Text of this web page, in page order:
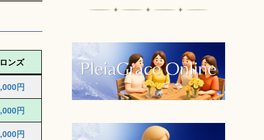
ンズ
円
円
円